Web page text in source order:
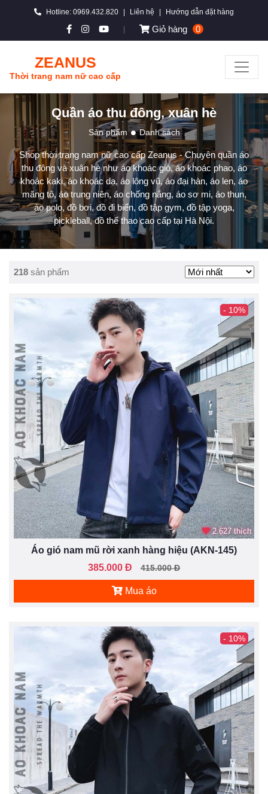
Hotline: 0969.432.820 Liên hệ Hướng dẫn đặt hàng
Giỏ hàng 0
ZEANUS
Thời trang nam nữ cao cấp
Quần áo thu đông, xuân hè
Sản phẩm Danh sách
Shop thời trang nam nữ cao cấp Zeanus - Chuyên quần áo
thu đông và xuân hè như áo khoác gió, áo khoác phao, áo
khoác kaki, áo khoác dạ, áo lông vũ, áo đại hàn, áo len, áo
măng tô, áo trung niên, áo chống nắng, áo sơ mi, áo thun,
áo polo, đồ bơi, đồ đi biển, đồ tập gym, đồ tập yoga,
pickleball, đồ thể thao cao cấp tại Hà Nội.
218 sản phẩm
- 10%
2.627 thích
Áo gió nam mũ rời xanh hàng hiệu (AKN-145)
385.000 Đ
415.000 Đ
Mua áo
- 10%